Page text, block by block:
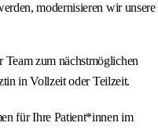
modernisieren wir unsere
Team zum nächstmöglichen
in Vollzeit oder Teilzeit.
für Ihre Patient*innen im